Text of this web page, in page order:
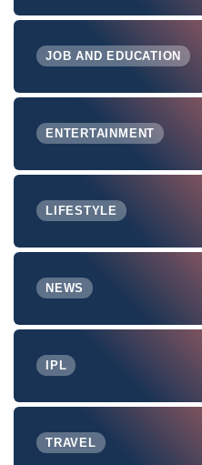
JOB AND EDUCATION
ENTERTAINMENT
LIFESTYLE
NEWS
IPL
TRAVEL